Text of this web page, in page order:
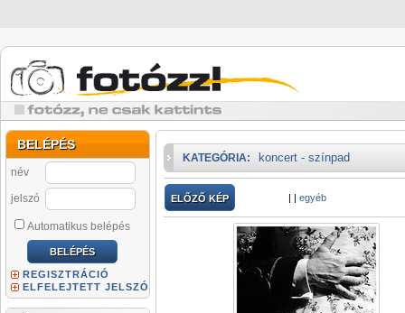
BELÉPÉS
név
jelszó
Automatikus belépés
REGISZTRÁCIÓ
ELFELEJTETT JELSZÓ
KATEGÓRIA: koncert - színpad
ELŐZŐ KÉP | | egyéb